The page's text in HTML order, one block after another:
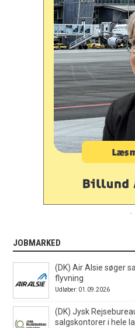
JOBMARKED
(DK) Air Alsie søger
flyvning
Udløber: 01.09.2026
(DK) Jysk
salgskontorer i hele